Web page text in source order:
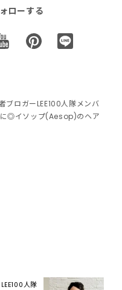
ローする
ブロガーLEE100人隊メンバ
◎イソップ(Aesop)のヘア
LEE100人隊